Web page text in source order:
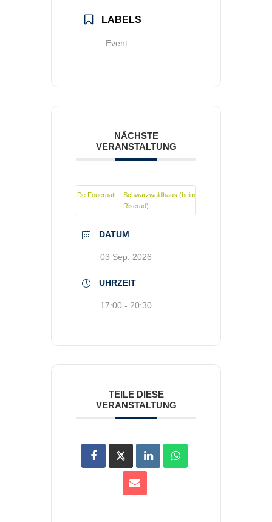
LABELS
Event
NÄCHSTE
VERANSTALTUNG
De Fouerpatt – Schwarzwaldhaus (beim
Riserad)
DATUM
03 Sep. 2026
UHRZEIT
17:00 - 20:30
TEILE DIESE
VERANSTALTUNG